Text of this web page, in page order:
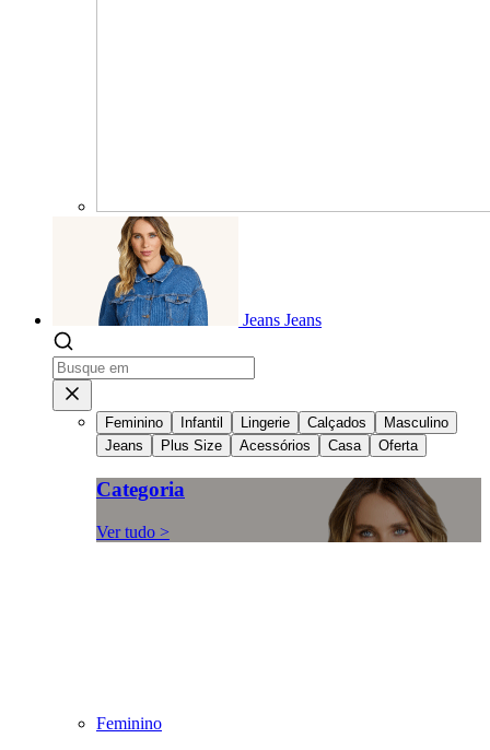
Jeans Jeans
Feminino Infantil Lingerie Calçados
Masculino
Jeans
Plus Size Acessórios Casa Oferta
Categoria
Ver tudo >
Feminino